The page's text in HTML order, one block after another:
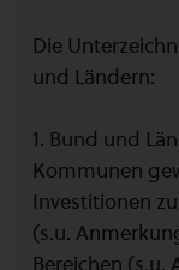
Die
und Ländern:
1. Bund und
Kommunen
Investitionen
(s.u.